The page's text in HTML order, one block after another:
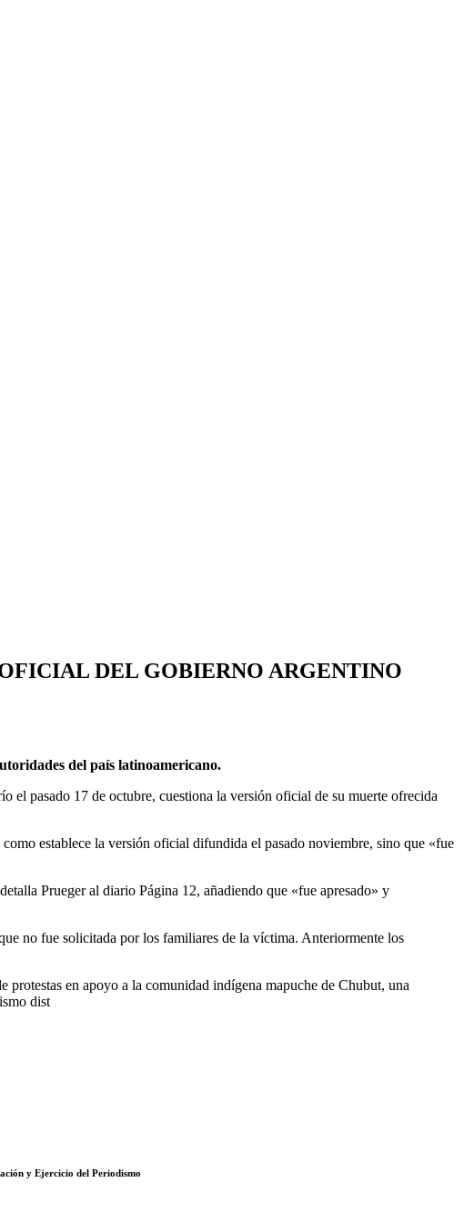
DEL GOBIERNO ARGENTINO
del país latinoamericano.
el pasado 17 de octubre, cuestiona la versión oficial de su muerte ofrecida
establece la versión oficial difundida el pasado noviembre, sino que «fue
Prueger al diario Página 12, añadiendo que «fue apresado» y
no fue solicitada por los familiares de la víctima. Anteriormente los
protestas en apoyo a la comunidad indígena mapuche de Chubut, una
dist
y Ejercicio del Periodismo